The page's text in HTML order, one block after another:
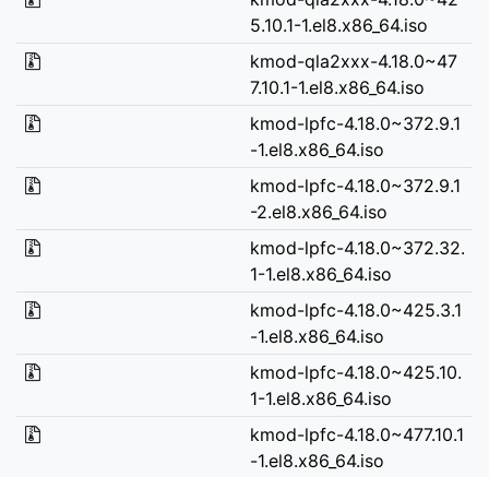
5.10.1-1.el8.x86_64.iso
kmod-qla2xxx-4.18.0~47
7.10.1-1.el8.x86_64.iso
kmod-lpfc-4.18.0~372.9.1
-1.el8.x86_64.iso
kmod-lpfc-4.18.0~372.9.1
-2.el8.x86_64.iso
kmod-lpfc-4.18.0~372.32.
1-1.el8.x86_64.iso
kmod-lpfc-4.18.0~425.3.1
-1.el8.x86_64.iso
kmod-lpfc-4.18.0~425.10.
1-1.el8.x86_64.iso
kmod-lpfc-4.18.0~477.10.1
-1.el8.x86_64.iso